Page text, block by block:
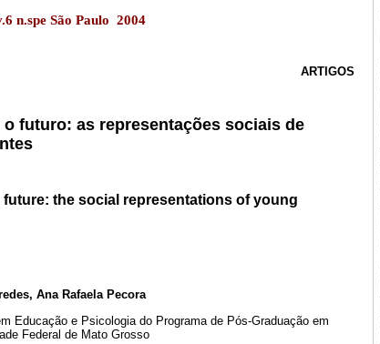
n.spe São Paulo 2004
ARTIGOS
futuro: as representações sociais de
the social representations of young
Ana Rafaela Pecora
Educação e Psicologia do Programa de Pós-Graduação em
Federal de Mato Grosso